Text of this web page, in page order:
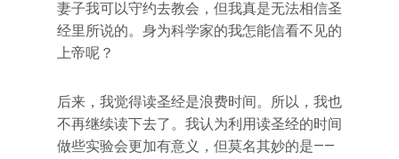
妻子我可以守约去教会，但我真是无法相信圣
经里所说的。身为科学家的我怎能信看不见的
上帝呢？
后来，我觉得读圣经是浪费时间。所以，我也
不再继续读下去了。我认为利用读圣经的时间
做些实验会更加有意义，但莫名其妙的是——